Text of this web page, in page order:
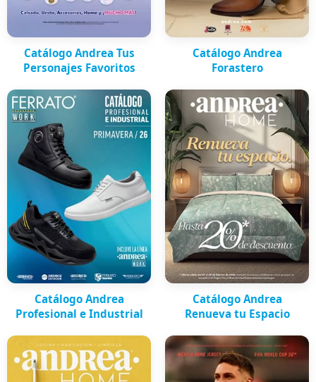
Catálogo Andrea Tus
Personajes Favoritos
Catálogo Andrea
Forastero
Catálogo Andrea
Profesional e Industrial
Catálogo Andrea
Renueva tu Espacio